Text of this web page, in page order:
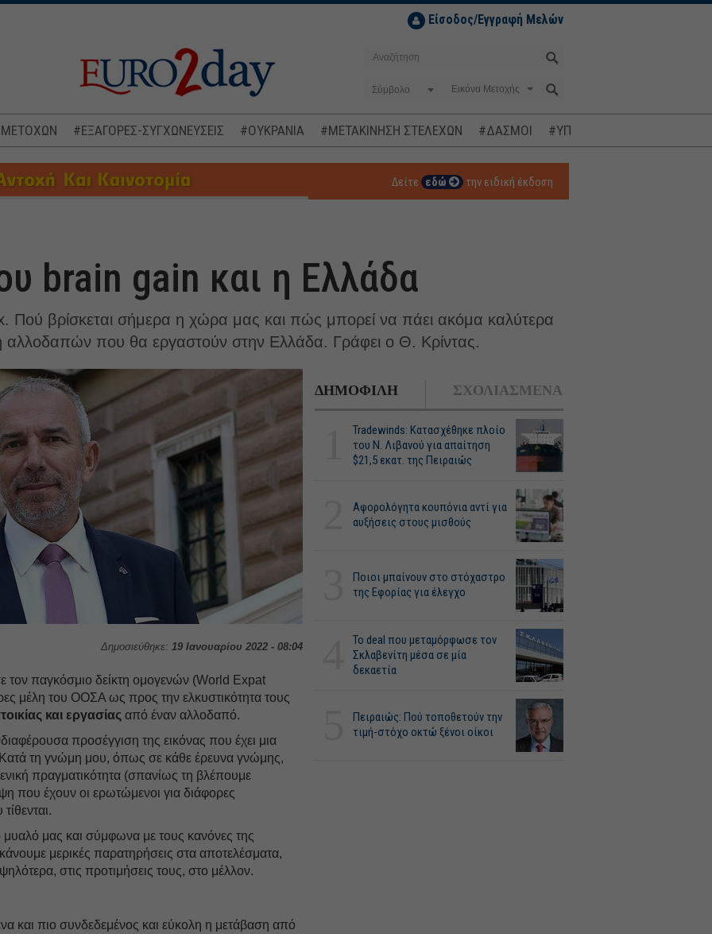
Είσοδος/Εγγραφή Μελών
Σύμβολο
ΜΕΤΟΧΩΝ #ΕΞΑΓΟΡΕΣ-ΣΥΓΧΩΝΕΥΣΕΙΣ #ΟΥΚΡΑΝΙΑ #ΜΕΤΑΚΙΝΗΣΗ ΣΤΕΛΕΧΩΝ #ΔΑΣΜΟΙ #ΥΠΟΚΛΟΠΕΣ
Δείτε εδώ την ειδική έκδοση
brain gain και η Ελλάδα
Πού βρίσκεται σήμερα η χώρα μας και πώς μπορεί να πάει ακόμα καλύτερα
αλλοδαπών που θα εργαστούν στην Ελλάδα. Γράφει ο Θ. Κρίντας.
Δημοσιεύθηκε: 19 Ιανουαρίου 2022 - 08:04
παγκόσμιο δείκτη ομογενών (World Expat
μέλη του ΟΟΣΑ ως προς την ελκυστικότητα τους
και εργασίας από έναν αλλοδαπό.
προσέγγιση της εικόνας που έχει μια
τη γνώμη μου, όπως σε κάθε έρευνα γνώμης,
πραγματικότητα (σπανίως τη βλέπουμε
που έχουν οι ερωτώμενοι για διάφορες
μας και σύμφωνα με τους κανόνες της
μερικές παρατηρήσεις στα αποτελέσματα,
στις προτιμήσεις τους, στο μέλλον.
και πιο συνδεδεμένος και εύκολη η μετάβαση από
ΔΗΜΟΦΙΛΗ ΣΧΟΛΙΑΣΜΕΝΑ
Tradewinds: Κατασχέθηκε πλοίο
του Ν. Λιβανού για απαίτηση
$21,5 εκατ. της Πειραιώς
Αφορολόγητα κουπόνια αντί για
αυξήσεις στους μισθούς
Ποιοι μπαίνουν στο στόχαστρο
της Εφορίας για έλεγχο
Το deal που μεταμόρφωσε τον
Σκλαβενίτη μέσα σε μία
δεκαετία
Πειραιώς: Πού τοποθετούν την
τιμή-στόχο οκτώ ξένοι οίκοι